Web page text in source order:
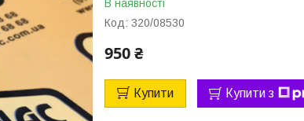
В наявності
Код: 320/08530
950 ₴
Купити Купити з